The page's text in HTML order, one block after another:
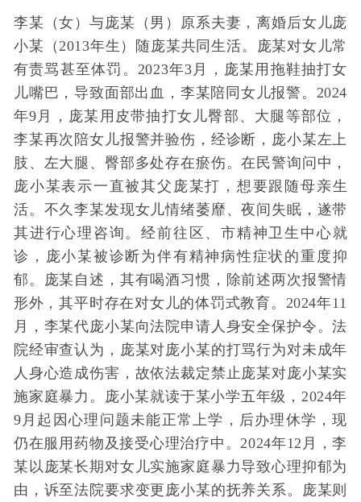
李某（女）与庞某（男）原系夫妻，离婚后女儿庞
小某（2013年生）随庞某共同生活。庞某对女儿常
有责骂甚至体罚。2023年3月，庞某用拖鞋抽打女
儿嘴巴，导致面部出血，李某陪同女儿报警。2024
年9月，庞某用皮带抽打女儿臀部、大腿等部位，
李某再次陪女儿报警并验伤，经诊断，庞小某左上
肢、左大腿、臀部多处存在瘀伤。在民警询问中，
庞小某表示一直被其父庞某打，想要跟随母亲生
活。不久李某发现女儿情绪萎靡、夜间失眠，遂带
其进行心理咨询。经前往区、市精神卫生中心就
诊，庞小某被诊断为伴有精神病性症状的重度抑
郁。庞某自述，其有喝酒习惯，除前述两次报警情
形外，其平时存在对女儿的体罚式教育。2024年11
月，李某代庞小某向法院申请人身安全保护令。法
院经审查认为，庞某对庞小某的打骂行为对未成年
人身心造成伤害，故依法裁定禁止庞某对庞小某实
施家庭暴力。庞小某就读于某小学五年级，2024年
9月起因心理问题未能正常上学，后办理休学，现
仍在服用药物及接受心理治疗中。2024年12月，李
某以庞某长期对女儿实施家庭暴力导致心理抑郁为
由，诉至法院要求变更庞小某的抚养关系。庞某则